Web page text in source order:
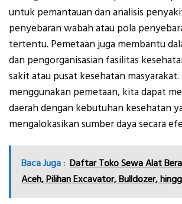
untuk pemantauan dan analisis
penyebaran wabah atau pola
tertentu. Pemetaan juga membantu
dan pengorganisasian fasilitas
sakit atau pusat kesehatan
menggunakan pemetaan, kita dapat
daerah dengan kebutuhan kesehatan
mengalokasikan sumber daya secara
Baca Juga : Daftar Toko Sewa Alat
Aceh, Pilihan Excavator, Bulldozer,